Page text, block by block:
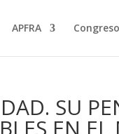
APFRA
SU
EN